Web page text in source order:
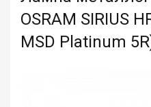
OSRAM SIRIUS
MSD Platinum